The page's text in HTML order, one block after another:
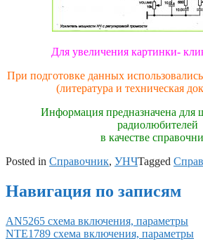
Для увеличения картинки-
При подготовке данных
(литература и техническая
Информация предназначена для
радиолюбителей
в качестве
Posted in Справочник, УНЧTagged
Навигация по записям
AN5265 схема включения, параметры
NTE1789 схема включения, параметры